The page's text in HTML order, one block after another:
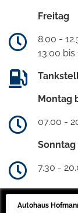
Freitag
8.00 -
13:00 bis
Montag
07.00 -
Sonntag
7.30 -
Autohaus